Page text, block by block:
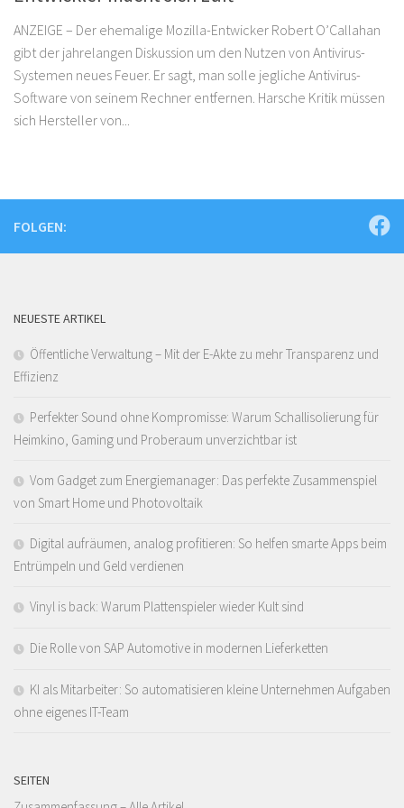
ANZEIGE – Der ehemalige Mozilla-Entwicker Robert O’Callahan
gibt der jahrelangen Diskussion um den Nutzen von Antivirus-
Systemen neues Feuer. Er sagt, man solle jegliche Antivirus-
Software von seinem Rechner entfernen. Harsche Kritik müssen
sich Hersteller von...
FOLGEN:
NEUESTE ARTIKEL
Öffentliche Verwaltung – Mit der E-Akte zu mehr Transparenz und
Effizienz
Perfekter Sound ohne Kompromisse: Warum Schallisolierung für
Heimkino, Gaming und Proberaum unverzichtbar ist
Vom Gadget zum Energiemanager: Das perfekte Zusammenspiel
von Smart Home und Photovoltaik
Digital aufräumen, analog profitieren: So helfen smarte Apps beim
Entrümpeln und Geld verdienen
Vinyl is back: Warum Plattenspieler wieder Kult sind
Die Rolle von SAP Automotive in modernen Lieferketten
KI als Mitarbeiter: So automatisieren kleine Unternehmen Aufgaben
ohne eigenes IT-Team
SEITEN